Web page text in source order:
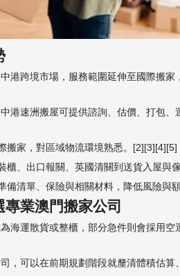
港跨境市場，服務範圍延伸至國際搬
港速洲搬屋可提供諮詢、估價、打包
搬家，對區域物流環境熟悉。[2][3][4][5]
櫃、出口報關、英國清關到送貨入屋與
備清單、保險與相關材料，降低風險與
業澳門搬家公司
海運散貨或整櫃，部分急件則會採用
，可以在前期規劃階段就釐清體積估